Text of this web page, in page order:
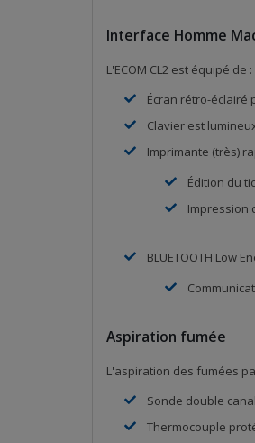
Interface Homme
L'ECOM CL2 est équipé de :
Écran rétro-éclairé
Clavier est
Imprimante (très)
Édition du
Impression
BLUETOOTH Low
Aspiration fumée
L'aspiration des fumées
Sonde double
Thermocouple